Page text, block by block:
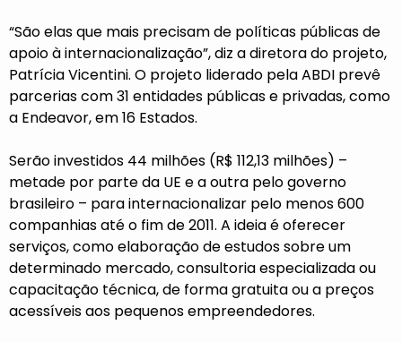
“São elas que mais precisam de políticas públicas de
apoio à internacionalização”, diz a diretora do projeto,
Patrícia Vicentini. O projeto liderado pela ABDI prevê
parcerias com 31 entidades públicas e privadas, como
a Endeavor, em 16 Estados.
Serão investidos 44 milhões (R$ 112,13 milhões) –
metade por parte da UE e a outra pelo governo
brasileiro – para internacionalizar pelo menos 600
companhias até o fim de 2011. A ideia é oferecer
serviços, como elaboração de estudos sobre um
determinado mercado, consultoria especializada ou
capacitação técnica, de forma gratuita ou a preços
acessíveis aos pequenos empreendedores.